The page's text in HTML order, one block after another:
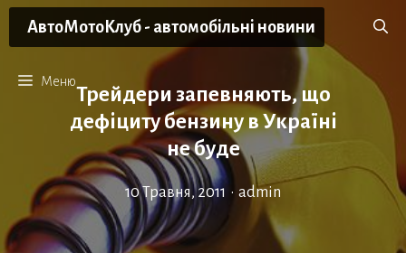
Перейти
АвтоМотоКлуб - автомобільні новини
Меню
Трейдери запевняють, що
дефіциту бензину в Україні
не буде
10 Травня, 2011 • admin